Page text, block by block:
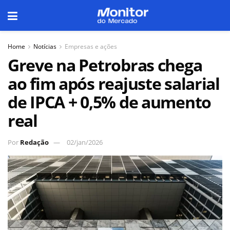
Home Notícias Empresas e ações
Greve na Petrobras chega
ao fim após reajuste salarial
de IPCA + 0,5% de aumento
real
Por Redação 02/jan/2026